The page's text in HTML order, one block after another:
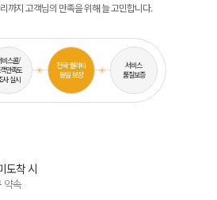
까지 고객님의 만족을 위해 늘 고민합니다.
비스콜/
만족도
사 실시
전국 퀄리티
동일 보장
서비스
품질보증
도착 시
약속